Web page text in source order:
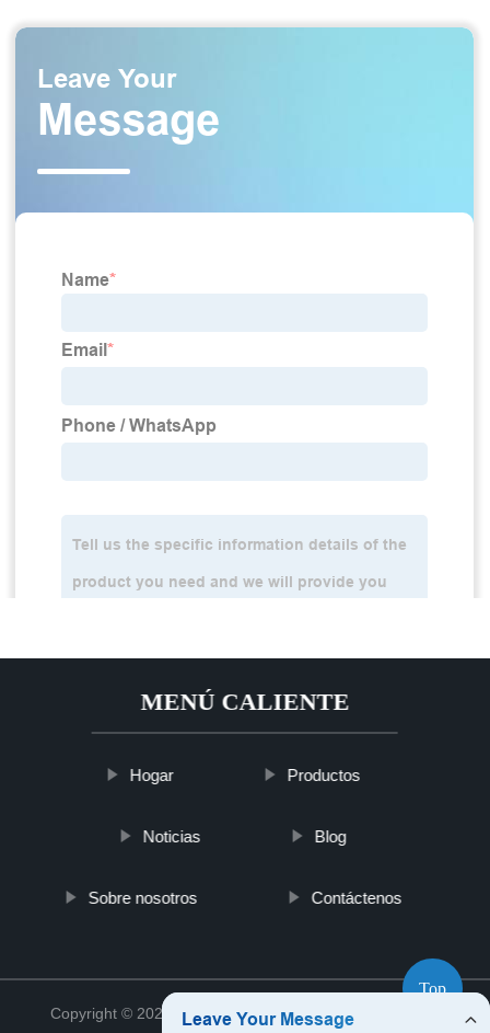
MENÚ CALIENTE
Hogar Productos
Noticias Blog
Sobre nosotros Contáctenos
Copyright © 2021 Xiamen Tsaizu Rack Co., Ltd.
Top